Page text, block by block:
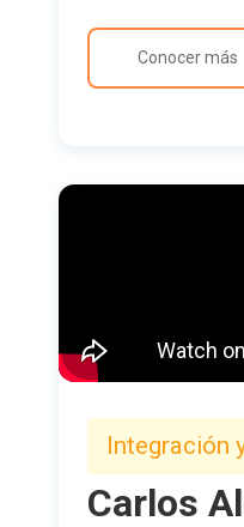
Conocer más
Integración
Carlos